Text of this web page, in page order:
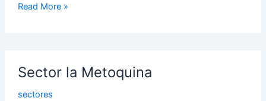
Read More »
Sector la Metoquina
sectores
la